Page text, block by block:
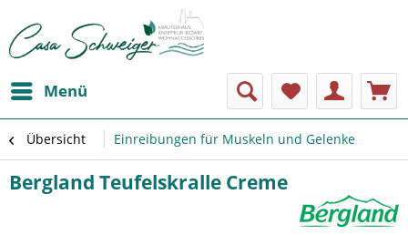
Menü
Übersicht Einreibungen für Muskeln und Gelenke
Bergland Teufelskralle Creme